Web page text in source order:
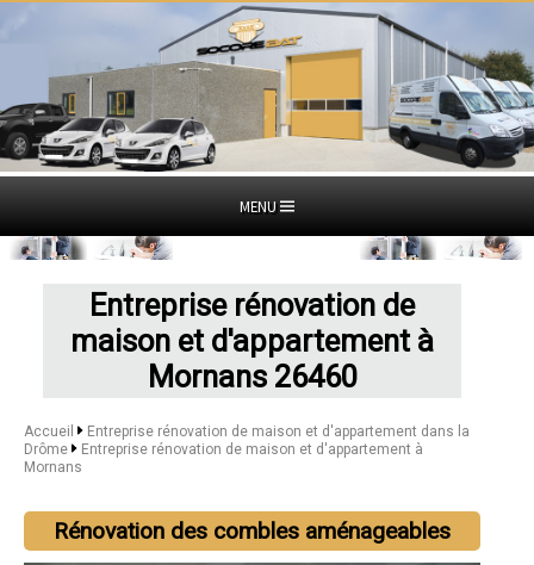
MENU
Entreprise rénovation de
maison et d'appartement à
Mornans 26460
Accueil
Entreprise rénovation de maison et d'appartement dans la
Drôme
Entreprise rénovation de maison et d'appartement à
Mornans
Rénovation des combles aménageables